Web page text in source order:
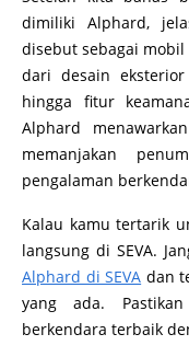
dimiliki Alphard,
disebut sebagai
dari desain
hingga fitur
Alphard
memanjakan
pengalaman
Kalau kamu tertarik
langsung di SEVA.
Alphard di SEVA dan
yang ada.
berkendara terbaik